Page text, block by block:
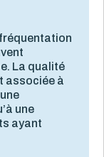
La qualité
associée à
une
ayant